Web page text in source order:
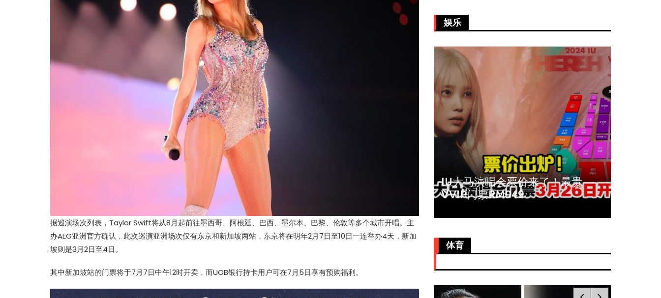
据巡演场次列表，Taylor Swift将从8月起前往墨西哥、阿根廷、巴西、墨尔本、巴黎、伦敦等多个城市开唱。主
办AEG亚洲官方确认，此次巡演亚洲场次仅有东京和新加坡两站，东京将在明年2月7日至10日一连举办4天，新加
坡则是3月2日至4日。
其中新加坡站的门票将于7月7日中午12时开卖，而UOB银行持卡用户可在7月5日享有预购福利。
娱乐
苏永康将邀歌迷上台合唱！赞大马
IU大马演唱会票价来了！最贵
VVIP门票RM949
周冬雨爆秀场耍大牌！拒与VIP合
影全程臭脸不配合
体育